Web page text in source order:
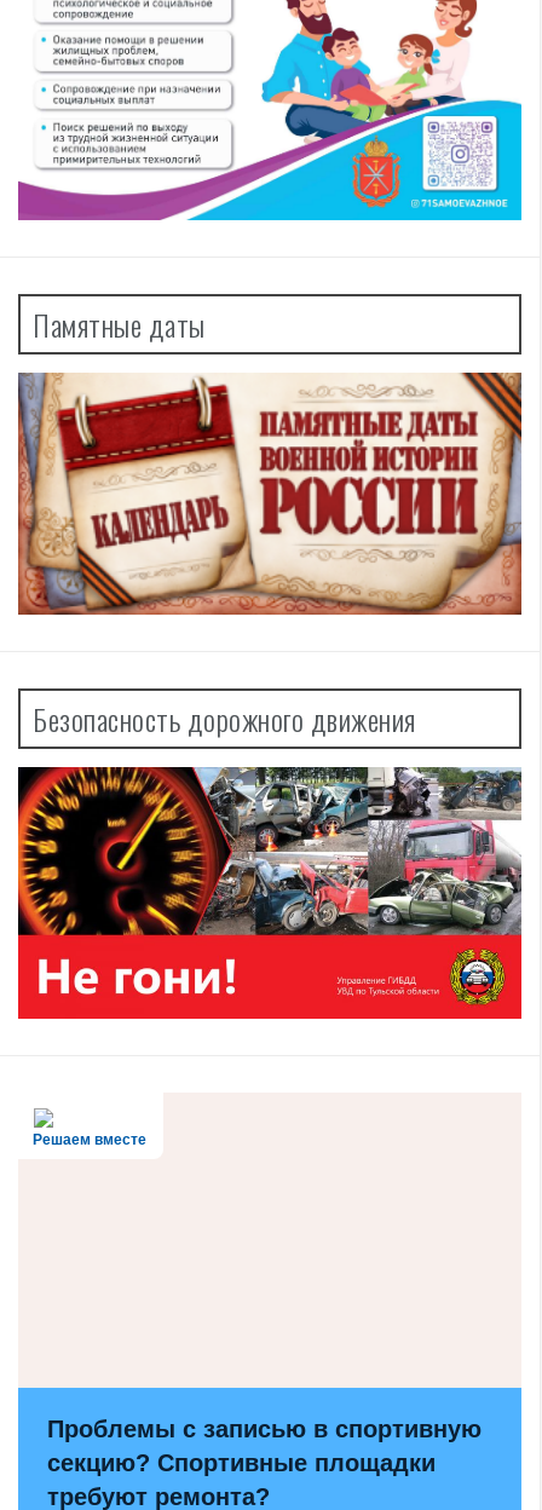
Памятные даты
Безопасность дорожного движения
Решаем вместе
Проблемы с записью в спортивную
секцию? Спортивные площадки
требуют ремонта?